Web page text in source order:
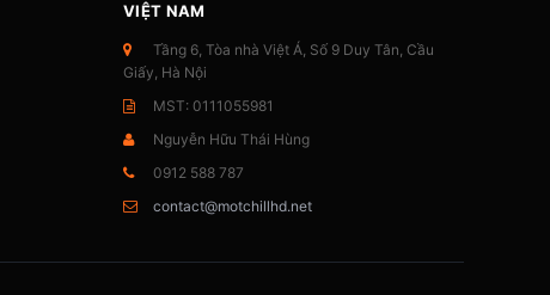
VIỆT NAM
Tầng 6, Tòa nhà Việt Á, Số 9 Duy Tân, Cầu
Giấy, Hà Nội
MST: 0111055981
Nguyễn Hữu Thái Hùng
0912 588 787
contact@motchillhd.net